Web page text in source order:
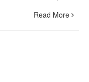
Read More